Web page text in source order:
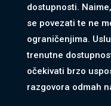
dostupnosti.
se povezati te ne
ograničenjima.
trenutne
očekivati brzo
razgovora odmah